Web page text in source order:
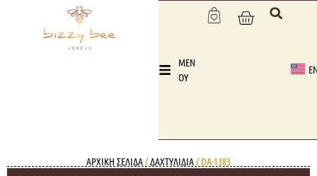
MEN
OY
ΑΡΧΙΚΉ ΣΕΛΊΔΑ/ΔΑΧΤΥΛΙΔΙΑ/ DA-1383